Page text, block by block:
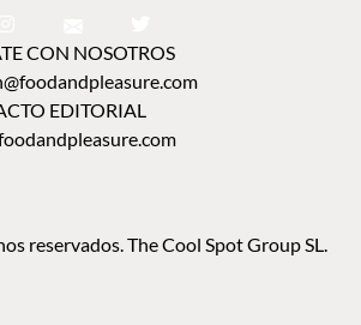
CON NOSOTROS
EDITORIAL
reservados. The Cool Spot Group SL.